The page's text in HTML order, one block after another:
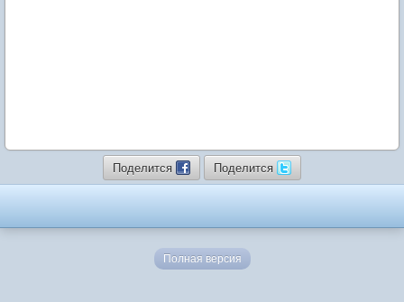
Поделится Поделится
Полная версия